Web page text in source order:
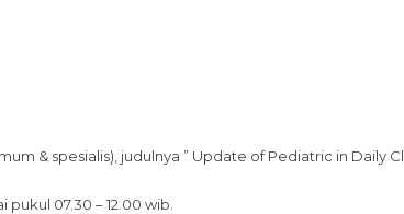
& spesialis), judulnya ” Update of Pediatric in Daily
07.30 – 12.00 wib.